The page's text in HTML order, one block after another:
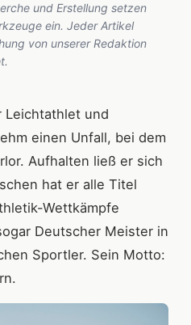
und Erstellung setzen
ein. Jeder Artikel
von unserer Redaktion
Leichtathlet und
einen Unfall, bei dem
Aufhalten ließ er sich
hat er alle Titel
Wettkämpfe
Deutscher Meister in
Sportler. Sein Motto: